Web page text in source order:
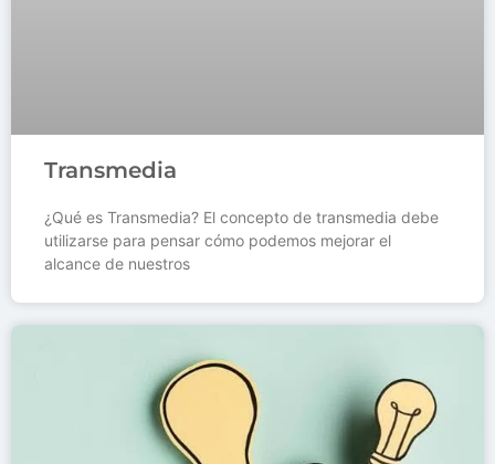
Transmedia
¿Qué es Transmedia? El concepto de transmedia debe
utilizarse para pensar cómo podemos mejorar el
alcance de nuestros